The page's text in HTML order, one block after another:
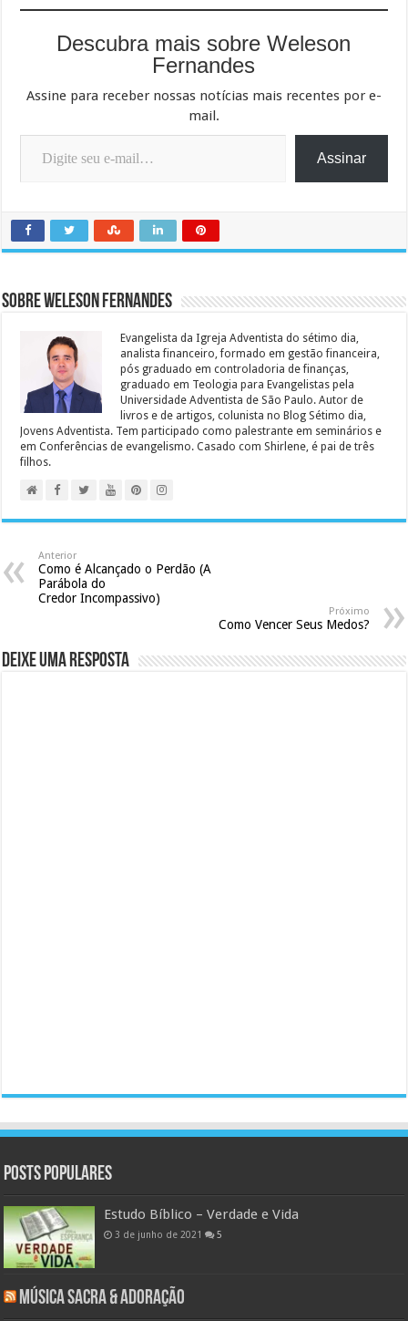
Descubra mais sobre Weleson
Fernandes
Assine para receber nossas notícias mais recentes por e-
mail.
Digite seu e-mail…
Assinar
Sobre Weleson Fernandes
Evangelista da Igreja Adventista do sétimo dia,
analista financeiro, formado em gestão financeira,
pós graduado em controladoria de finanças,
graduado em Teologia para Evangelistas pela
Universidade Adventista de São Paulo. Autor de
livros e de artigos, colunista no Blog Sétimo dia,
Jovens Adventista. Tem participado como palestrante em seminários e
em Conferências de evangelismo. Casado com Shirlene, é pai de três
filhos.
Anterior
Como é Alcançado o Perdão (A
Parábola do
Credor Incompassivo)
Próximo
Como Vencer Seus Medos?
Deixe uma resposta
Posts populares
Estudo Bíblico – Verdade e Vida
3 de junho de 2021 5
Música Sacra & Adoração